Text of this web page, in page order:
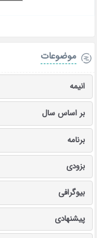
موضوعات
انیمه
بر اساس سال
برنامه
بزودی
بیوگرافی
پیشنهادی